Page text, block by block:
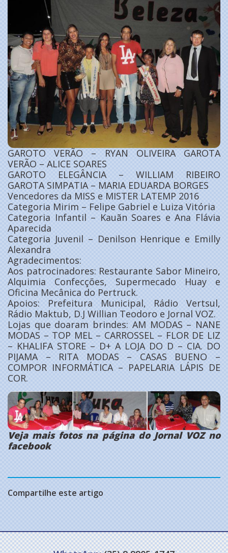
GAROTO VERÃO – RYAN OLIVEIRA GAROTA
VERÃO – ALICE SOARES
GAROTO ELEGÂNCIA – WILLIAM RIBEIRO
GAROTA SIMPATIA – MARIA EDUARDA BORGES
Vencedores da MISS e MISTER LATEMP 2016
Categoria Mirim – Felipe Gabriel e Luiza Vitória
Categoria Infantil – Kauãn Soares e Ana Flávia
Aparecida
Categoria Juvenil – Denilson Henrique e Emilly
Alexandra
Agradecimentos:
Aos patrocinadores: Restaurante Sabor Mineiro,
Alquimia Confecções, Supermecado Huay e
Oficina Mecânica do Pertruck.
Apoios: Prefeitura Municipal, Rádio Vertsul,
Rádio Maktub, D.J Willian Teodoro e Jornal VOZ.
Lojas que doaram brindes: AM MODAS – NANE
MODAS – TOP MEL – CARROSSEL – FLOR DE LIZ
– KHALIFA STORE – D+ A LOJA DO D – CIA. DO
PIJAMA – RITA MODAS – CASAS BUENO –
COMPOR INFORMÁTICA – PAPELARIA LÁPIS DE
COR.
Veja mais fotos na página do Jornal VOZ no
facebook
Compartilhe este artigo